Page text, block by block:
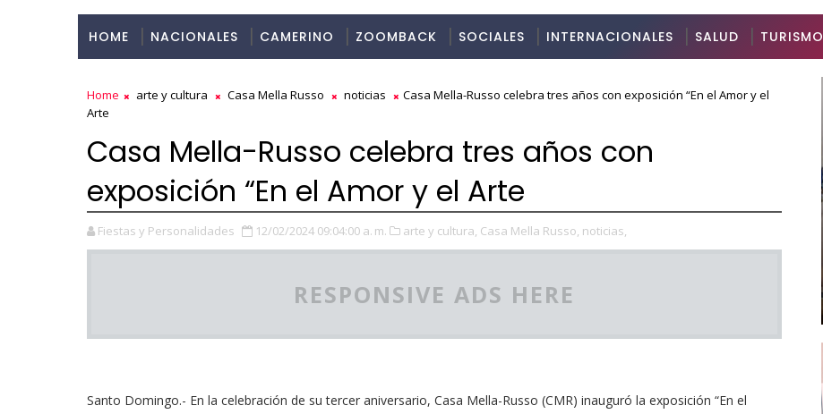
HOME NACIONALES CAMERINO ZOOMBACK SOCIALES INTERNACIONALES SALUD TURISMO
Home arte y cultura Casa Mella Russo noticias
Casa Mella-Russo celebra tres años con exposición “En el Amor y el
Arte
Casa Mella-Russo celebra tres años con
exposición “En el Amor y el Arte
Fiestas y Personalidades 12/02/2024 09:04:00 a. m. arte y cultura, Casa Mella Russo, noticias,
RESPONSIVE ADS HERE
Santo Domingo.- En la celebración de su tercer aniversario, Casa Mella-Russo (CMR) inauguró la exposición “En el